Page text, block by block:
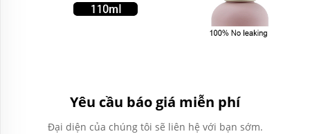
Yêu cầu báo giá miễn phí
Đại diện của chúng tôi sẽ liên hệ với bạn sớm.